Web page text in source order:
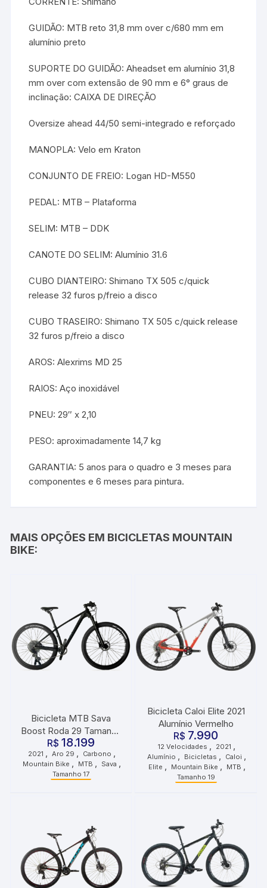
GUIDÃO: MTB reto 31,8 mm over c/680 mm em
alumínio preto
SUPORTE DO GUIDÃO: Aheadset em alumínio 31,8
mm over com extensão de 90 mm e 6° graus de
inclinação: CAIXA DE DIREÇÃO
Oversize ahead 44/50 semi-integrado e reforçado
MANOPLA: Velo em Kraton
CONJUNTO DE FREIO: Logan HD-M550
PEDAL: MTB – Plataforma
SELIM: MTB – DDK
CANOTE DO SELIM: Alumínio 31.6
CUBO DIANTEIRO: Shimano TX 505 c/quick
release 32 furos p/freio a disco
CUBO TRASEIRO: Shimano TX 505 c/quick release
32 furos p/freio a disco
AROS: Alexrims MD 25
RAIOS: Aço inoxidável
PNEU: 29″ x 2,10
PESO: aproximadamente 14,7 kg
GARANTIA: 5 anos para o quadro e 3 meses para
componentes e 6 meses para pintura.
MAIS OPÇÕES EM BICICLETAS MOUNTAIN
BIKE:
Bicicleta MTB Sava
Boost Roda 29 Tamanho
17 2021 Preto Grafite
R$ 18.199
2021 , Aro 29 , Carbono ,
Mountain Bike , MTB , Sava ,
Tamanho 17
Bicicleta Caloi Elite 2021
Alumínio Vermelho
R$ 7.990
12 Velocidades 2021
Alumínio Bicicletas Caloi
Elite Mountain Bike MTB
Tamanho 19